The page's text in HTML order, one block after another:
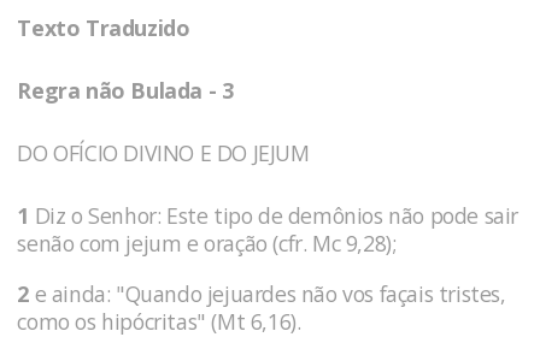
Texto Traduzido
Regra não Bulada - 3
DO OFÍCIO DIVINO E DO JEJUM
1 Diz o Senhor: Este tipo de demônios não pode sair
senão com jejum e oração (cfr. Mc 9,28);
2 e ainda: "Quando jejuardes não vos façais tristes,
como os hipócritas" (Mt 6,16).